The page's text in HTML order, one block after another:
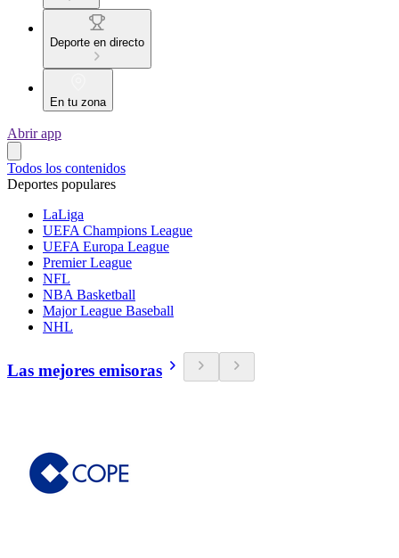
Deporte en directo
En tu zona
Abrir app
Todos los contenidos
Deportes populares
LaLiga
UEFA Champions League
UEFA Europa League
Premier League
NFL
NBA Basketball
Major League Baseball
NHL
Las mejores emisoras